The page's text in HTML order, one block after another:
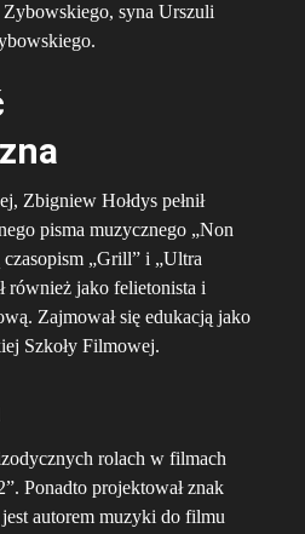
syna Urszuli
Zbigniew Hołdys pełnił
pisma muzycznego „Non
„Grill” i „Ultra
również jako felietonista i
Zajmował się edukacją jako
Szkoły Filmowej.
rolach w filmach
Ponadto projektował znak
autorem muzyki do filmu